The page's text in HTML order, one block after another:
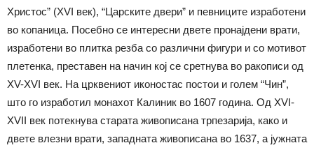
Христос” (XVI век), “Царските двери” и певниците изработени
во копаница. Посебно се интересни двете пронајдени врати,
изработени во плитка резба со различни фигури и со мотивот
плетенка, преставен на начин кој се сретнува во ракописи од
XV-XVI век. На црквениот иконостас постои и голем “Чин”,
што го изработил монахот Калиник во 1607 година. Од XVI-
XVII век потекнува старата живописана трпезарија, како и
двете влезни врати, западната живописана во 1637, а јужната